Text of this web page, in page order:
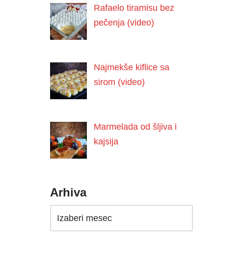
Rafaelo tiramisu bez
pečenja (video)
Najmekše kiflice sa
sirom (video)
Marmelada od šljiva i
kajsija
Arhiva